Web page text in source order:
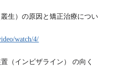
生）の原因と矯正治療につい
watch/4/
（インビザライン） の向く